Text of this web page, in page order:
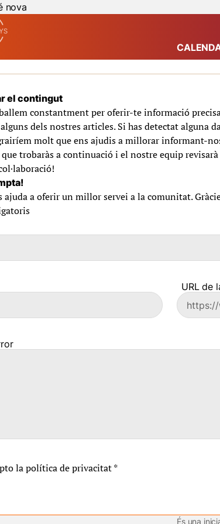
nova
el contingut
constantment per oferir-te informació
dels nostres articles. Si has detectat alguna
molt que ens ajudis a millorar informant-
trobaràs a continuació i el nostre equip
ajuda a oferir un millor servei a la comunitat.
URL de
la política de privacitat*
És una